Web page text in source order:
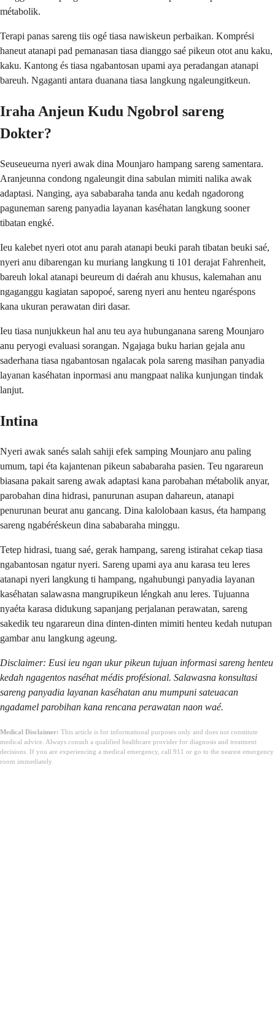
métabolik.
Terapi panas sareng tiis ogé tiasa nawiskeun perbaikan. Komprési
haneut atanapi pad pemanasan tiasa dianggo saé pikeun otot anu kaku,
kaku. Kantong és tiasa ngabantosan upami aya peradangan atanapi
bareuh. Ngaganti antara duanana tiasa langkung ngaleungitkeun.
Iraha Anjeun Kudu Ngobrol sareng
Dokter?
Seuseueurna nyeri awak dina Mounjaro hampang sareng samentara.
Aranjeunna condong ngaleungit dina sabulan mimiti nalika awak
adaptasi. Nanging, aya sababaraha tanda anu kedah ngadorong
paguneman sareng panyadia layanan kaséhatan langkung sooner
tibatan engké.
Ieu kalebet nyeri otot anu parah atanapi beuki parah tibatan beuki saé,
nyeri anu dibarengan ku muriang langkung ti 101 derajat Fahrenheit,
bareuh lokal atanapi beureum di daérah anu khusus, kalemahan anu
ngaganggu kagiatan sapopoé, sareng nyeri anu henteu ngaréspons
kana ukuran perawatan diri dasar.
Ieu tiasa nunjukkeun hal anu teu aya hubunganana sareng Mounjaro
anu peryogi evaluasi sorangan. Ngajaga buku harian gejala anu
saderhana tiasa ngabantosan ngalacak pola sareng masihan panyadia
layanan kaséhatan inpormasi anu mangpaat nalika kunjungan tindak
lanjut.
Intina
Nyeri awak sanés salah sahiji efek samping Mounjaro anu paling
umum, tapi éta kajantenan pikeun sababaraha pasien. Teu ngarareun
biasana pakait sareng awak adaptasi kana parobahan métabolik anyar,
parobahan dina hidrasi, panurunan asupan dahareun, atanapi
penurunan beurat anu gancang. Dina kalolobaan kasus, éta hampang
sareng ngabéréskeun dina sababaraha minggu.
Tetep hidrasi, tuang saé, gerak hampang, sareng istirahat cekap tiasa
ngabantosan ngatur nyeri. Sareng upami aya anu karasa teu leres
atanapi nyeri langkung ti hampang, ngahubungi panyadia layanan
kaséhatan salawasna mangrupikeun léngkah anu leres. Tujuanna
nyaéta karasa didukung sapanjang perjalanan perawatan, sareng
sakedik teu ngarareun dina dinten-dinten mimiti henteu kedah nutupan
gambar anu langkung ageung.
Disclaimer: Eusi ieu ngan ukur pikeun tujuan informasi sareng henteu
kedah ngagentos naséhat médis profésional. Salawasna konsultasi
sareng panyadia layanan kaséhatan anu mumpuni sateuacan
ngadamel parobihan kana rencana perawatan naon waé.
Medical Disclaimer: This article is for informational purposes only and does not constitute
medical advice. Always consult a qualified healthcare provider for diagnosis and treatment
decisions. If you are experiencing a medical emergency, call 911 or go to the nearest emergency
room immediately.